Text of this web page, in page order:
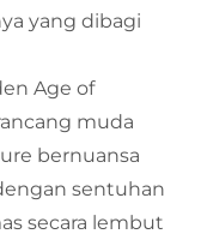
yang dibagi
Age of
muda
bernuansa
sentuhan
secara lembut